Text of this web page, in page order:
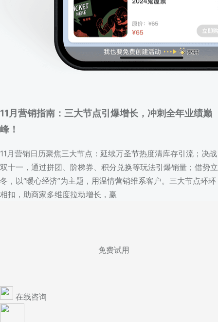
11月营销指南：三大节点引爆增长，冲刺全年业绩巅
峰！
11月营销日历聚焦三大节点：延续万圣节热度清库存引流；决战
双十一，通过拼团、阶梯券、积分兑换等玩法引爆销量；借势立
冬，以“暖心经济”为主题，用温情营销维系客户。三大节点环环
相扣，助商家多维度拉动增长，赢
免费试用
在线咨询